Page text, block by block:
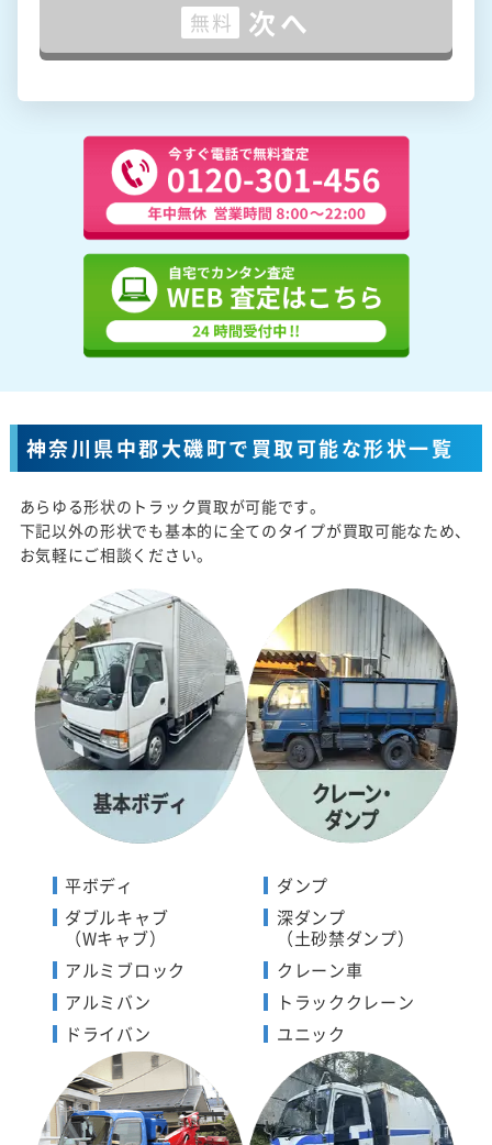
無料 次へ
神奈川県中郡大磯町で買取可能な形状一覧
あらゆる形状のトラック買取が可能です。
下記以外の形状でも基本的に全てのタイプが買取可能なため、
お気軽にご相談ください。
平ボディ
ダブルキャブ
（Wキャブ）
アルミブロック
アルミバン
ドライバン
ダンプ
深ダンプ
（土砂禁ダンプ）
クレーン車
トラッククレーン
ユニック